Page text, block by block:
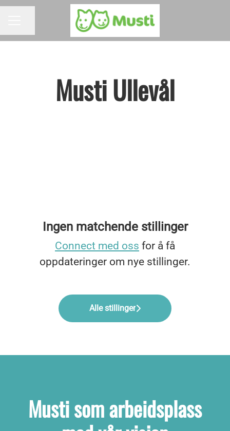
Musti Ullevål
Ingen matchende stillinger
Connect med oss for å få
oppdateringer om nye stillinger.
Alle stillinger
Musti som arbeidsplass